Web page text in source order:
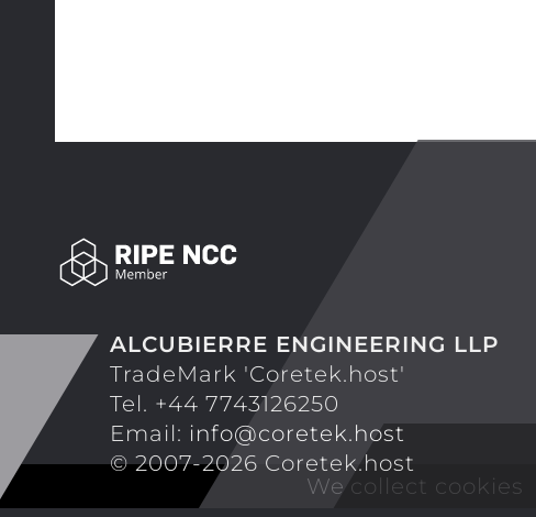
ALCUBIERRE ENGINEERING LLP
TradeMark 'Coretek.host'
Tel. +44 7743126250
Email: info@coretek.host
© 2007-2026 Coretek.host
We collect cookies